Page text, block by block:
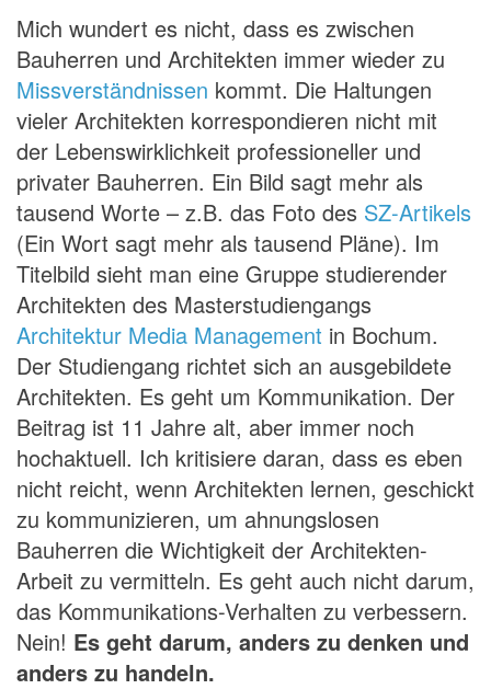
Mich wundert es nicht, dass es zwischen
Bauherren und Architekten immer wieder zu
Missverständnissen kommt. Die Haltungen
vieler Architekten korrespondieren nicht mit
der Lebenswirklichkeit professioneller und
privater Bauherren. Ein Bild sagt mehr als
tausend Worte – z.B. das Foto des SZ-Artikels
(Ein Wort sagt mehr als tausend Pläne). Im
Titelbild sieht man eine Gruppe studierender
Architekten des Masterstudiengangs
Architektur Media Management in Bochum.
Der Studiengang richtet sich an ausgebildete
Architekten. Es geht um Kommunikation. Der
Beitrag ist 11 Jahre alt, aber immer noch
hochaktuell. Ich kritisiere daran, dass es eben
nicht reicht, wenn Architekten lernen, geschickt
zu kommunizieren, um ahnungslosen
Bauherren die Wichtigkeit der Architekten-
Arbeit zu vermitteln. Es geht auch nicht darum,
das Kommunikations-Verhalten zu verbessern.
Nein! Es geht darum, anders zu denken und
anders zu handeln.